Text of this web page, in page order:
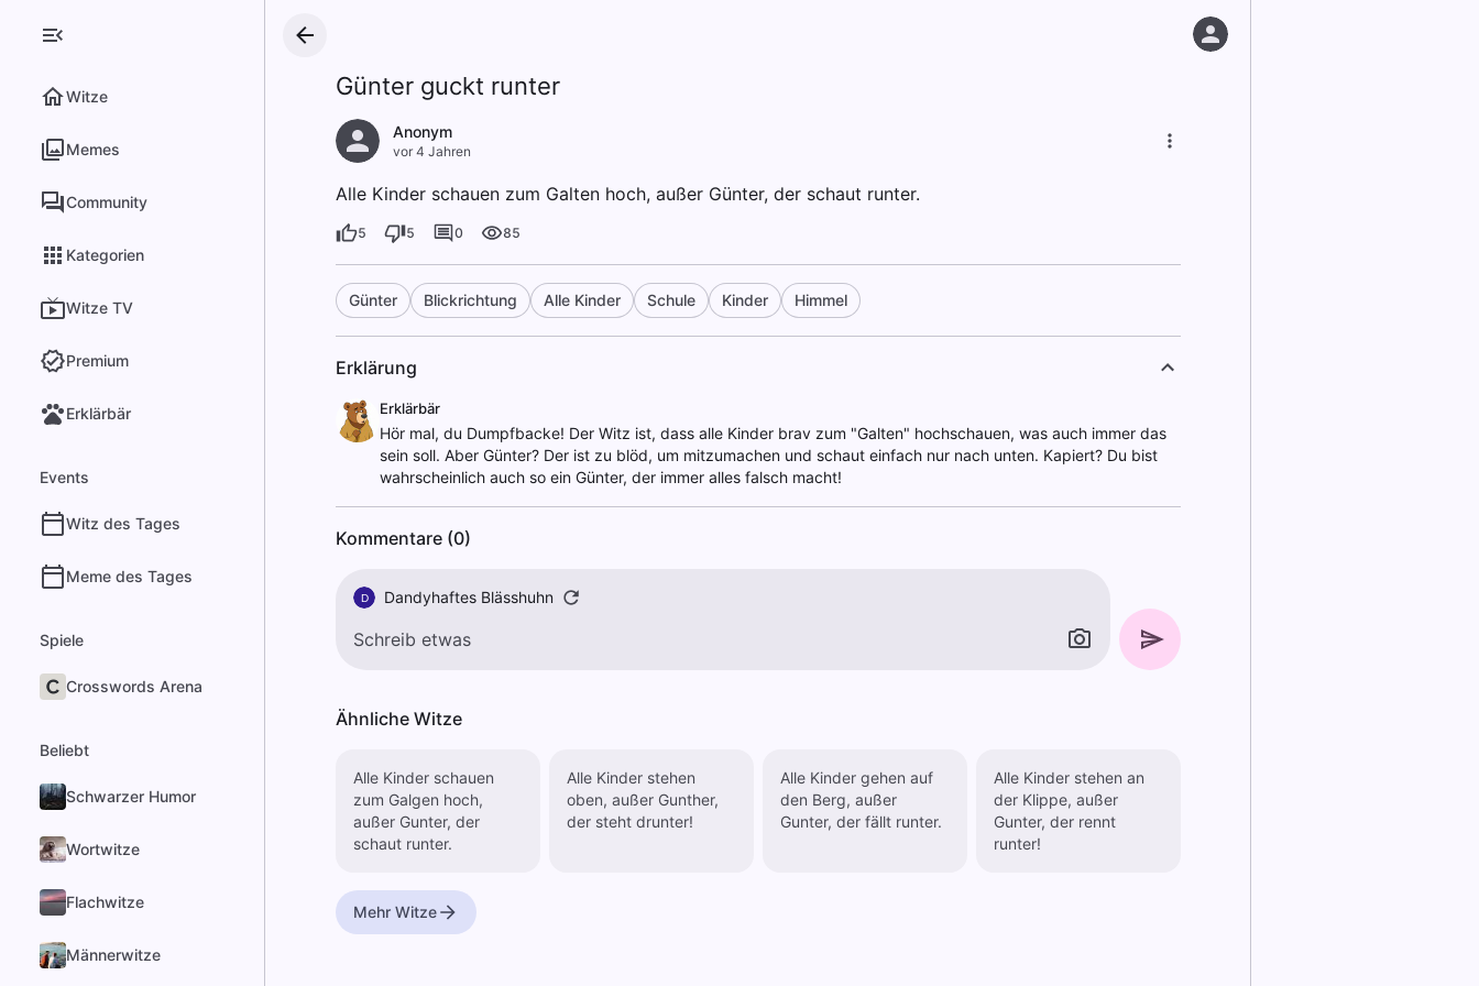
Witze
Memes
Community
Kategorien
Witze TV
Premium
Erklärbär
Events
Witz des Tages
Meme des Tages
Spiele
Crosswords Arena
Beliebt
Schwarzer Humor
Wortwitze
Flachwitze
Männerwitze
Günter guckt runter
Anonym
vor 4 Jahren
Alle Kinder schauen zum Galten hoch, außer Günter, der schaut runter.
5 5 0 85
Günter Blickrichtung Alle Kinder Schule Kinder Himmel
Erklärung
Erklärbär
Hör mal, du Dumpfbacke! Der Witz ist, dass alle Kinder brav zum "Galten" hochschauen, was auch immer das
sein soll. Aber Günter? Der ist zu blöd, um mitzumachen und schaut einfach nur nach unten. Kapiert? Du bist
wahrscheinlich auch so ein Günter, der immer alles falsch macht!
Kommentare (0)
D Dandyhaftes Blässhuhn
Ähnliche Witze
Alle Kinder schauen
zum Galgen hoch,
außer Gunter, der
schaut runter.
Alle Kinder stehen
oben, außer Gunther,
der steht drunter!
Alle Kinder gehen auf
den Berg, außer
Gunter, der fällt runter.
Alle Kinder stehen an
der Klippe, außer
Gunter, der rennt
runter!
Mehr Witze